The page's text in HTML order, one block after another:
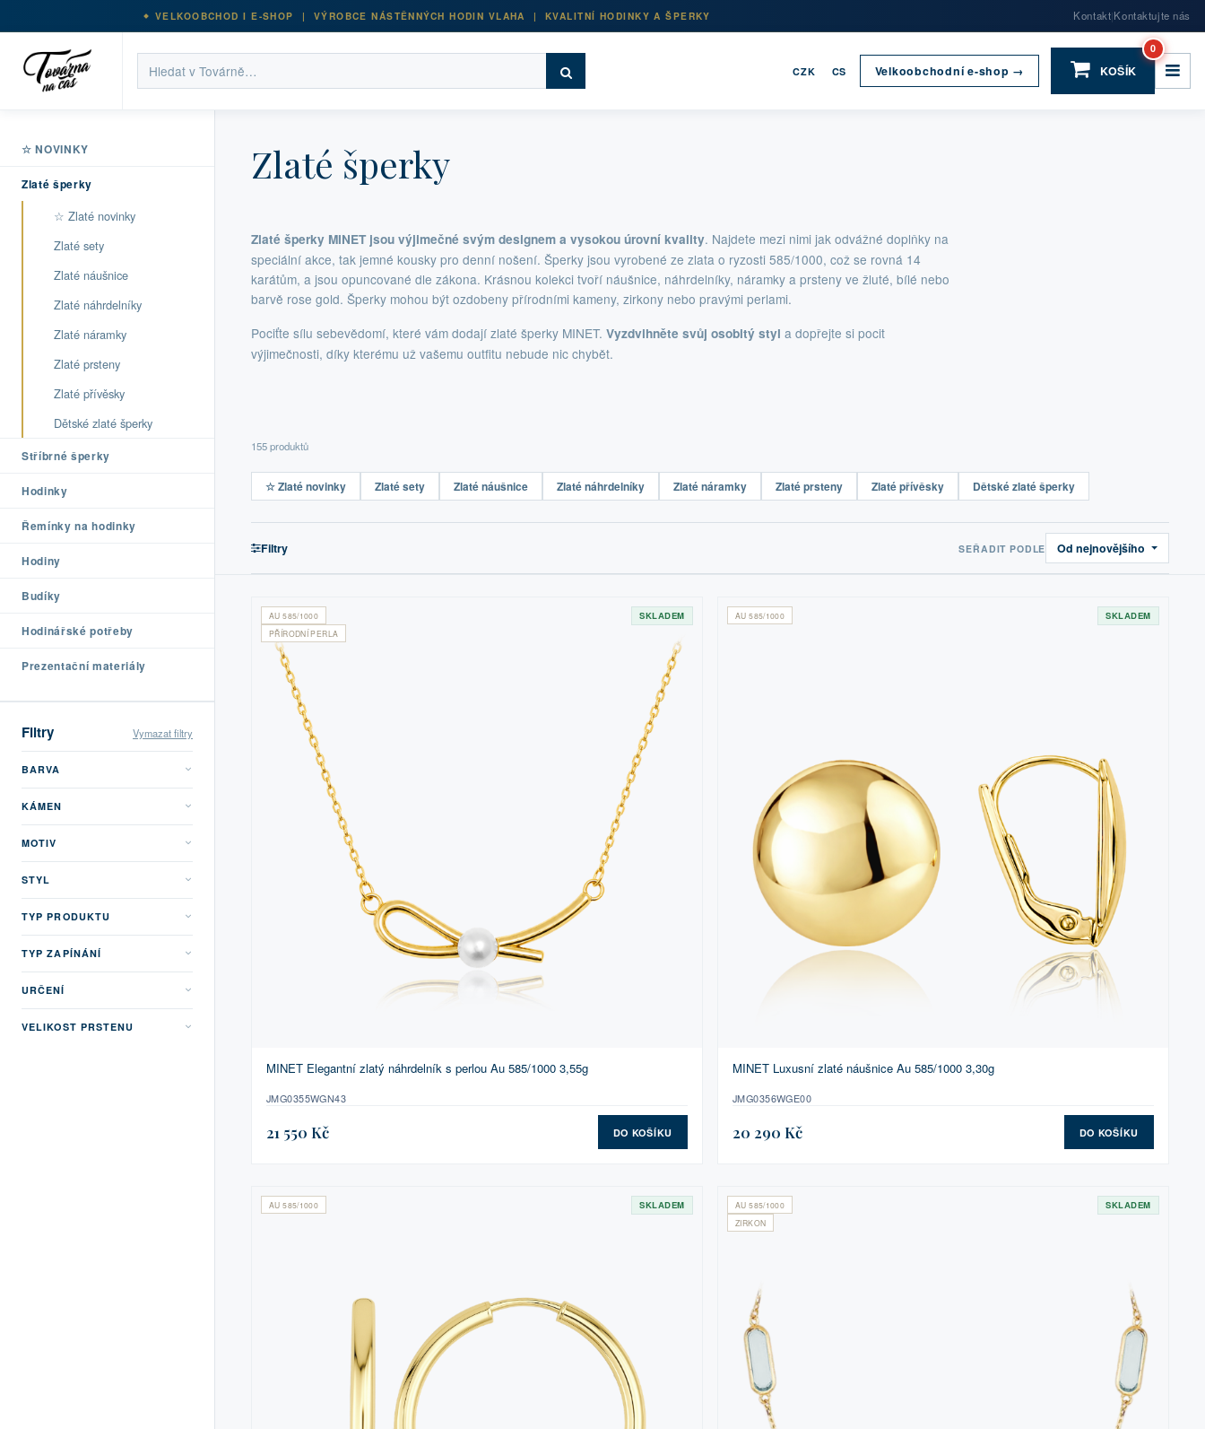
VELKOOBCHOD I E-SHOP | VÝROBCE NÁSTĚNNÝCH HODIN VLAHA | KVALITNÍ HODINKY A ŠPERKY Kontakt|Kontaktujte nás
CZK CS Velkoobchodní e-shop → KOŠÍK
0
☆ NOVINKY
Zlaté šperky
☆ Zlaté novinky
Zlaté sety
Zlaté náušnice
Zlaté náhrdelníky
Zlaté náramky
Zlaté prsteny
Zlaté přívěsky
Dětské zlaté šperky
Stříbrné šperky
Hodinky
Řemínky na hodinky
Hodiny
Budíky
Hodinářské potřeby
Prezentační materiály
Filtry Vymazat filtry
BARVA
KÁMEN
MOTIV
STYL
TYP PRODUKTU
TYP ZAPÍNÁNÍ
URČENÍ
VELIKOST PRSTENU
Zlaté šperky
Zlaté šperky MINET jsou výjimečné svým designem a vysokou úrovní kvality. Najdete mezi nimi jak odvážné doplňky na
speciální akce, tak jemné kousky pro denní nošení. Šperky jsou vyrobené ze zlata o ryzosti 585/1000, což se rovná 14
karátům, a jsou opuncované dle zákona. Krásnou kolekci tvoří náušnice, náhrdelníky, náramky a prsteny ve žluté, bílé nebo
barvě rose gold. Šperky mohou být ozdobeny přírodními kameny, zirkony nebo pravými perlami.
Pociťte sílu sebevědomí, které vám dodají zlaté šperky MINET. Vyzdvihněte svůj osobitý styl a dopřejte si pocit
výjimečnosti, díky kterému už vašemu outfitu nebude nic chybět.
155 produktů
☆ Zlaté novinky Zlaté sety Zlaté náušnice Zlaté náhrdelníky Zlaté náramky Zlaté prsteny Zlaté přívěsky Dětské zlaté šperky
Filtry SEŘADIT PODLE Od nejnovějšího
AU 585/1000
PŘÍRODNÍ PERLA
SKLADEM
MINET Elegantní zlatý náhrdelník s perlou Au 585/1000 3,55g
JMG0355WGN43
21 550 Kč DO KOŠÍKU
AU 585/1000 SKLADEM
MINET Luxusní zlaté náušnice Au 585/1000 3,30g
JMG0356WGE00
20 290 Kč DO KOŠÍKU
AU 585/1000 SKLADEM
AU 585/1000
ZIRKON
SKLADEM